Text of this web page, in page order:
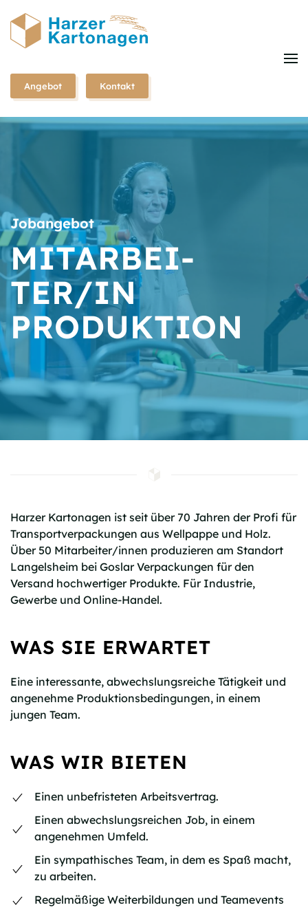
Zum
springen
Angebot Kontakt
Jobangebot
MITARBEI­
TER/IN
PRODUKTION
Harzer Kartonagen ist seit über 70 Jahren der Profi für
Transportverpackungen aus Wellpappe und Holz.
Über 50 Mitarbeiter/innen produzieren am Standort
Langelsheim bei Goslar Verpackungen für den
Versand hochwertiger Produkte. Für Industrie,
Gewerbe und Online-Handel.
WAS SIE ERWARTET
Eine interessante, abwechslungsreiche Tätigkeit und
angenehme Produktionsbedingungen, in einem
jungen Team.
WAS WIR BIETEN
Einen unbefristeten Arbeitsvertrag.
Einen abwechslungsreichen Job, in einem
angenehmen Umfeld.
Ein sympathisches Team, in dem es Spaß macht,
zu arbeiten.
Regelmäßige Weiterbildungen und Teamevents